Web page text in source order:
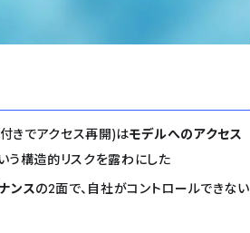
きでアクセス再開)はモデルへのアクセス
う構造的リスクを露わにした
ンスの2面で、自社がコントロールできない